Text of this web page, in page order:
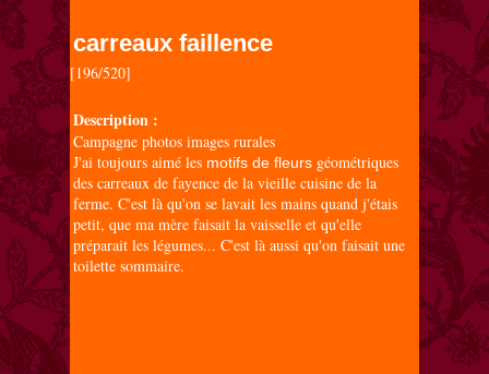
carreaux faillence
[196/520]
Description :
Campagne photos images rurales
J'ai toujours aimé les motifs de fleurs géométriques
des carreaux de fayence de la vieille cuisine de la
ferme. C'est là qu'on se lavait les mains quand j'étais
petit, que ma mère faisait la vaisselle et qu'elle
préparait les légumes... C'est là aussi qu'on faisait une
toilette sommaire.